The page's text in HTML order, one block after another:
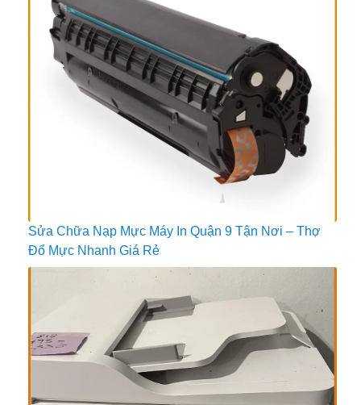
Sửa Chữa Nạp Mực Máy In Quận 9 Tận Nơi – Thợ
Đổ Mực Nhanh Giá Rẻ